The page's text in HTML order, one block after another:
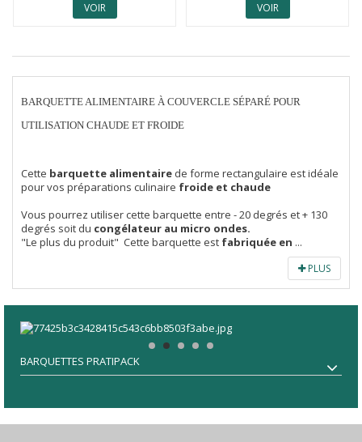
VOIR VOIR
BARQUETTE ALIMENTAIRE À COUVERCLE SÉPARÉ POUR
UTILISATION CHAUDE ET FROIDE
Cette barquette alimentaire de forme rectangulaire est idéale
pour vos préparations culinaire froide et chaude
Vous pourrez utiliser cette barquette entre - 20 degrés et + 130
degrés soit du congélateur au micro ondes.
"Le plus du produit" Cette barquette est fabriquée en ...
PLUS
BARQUETTES PRATIPACK